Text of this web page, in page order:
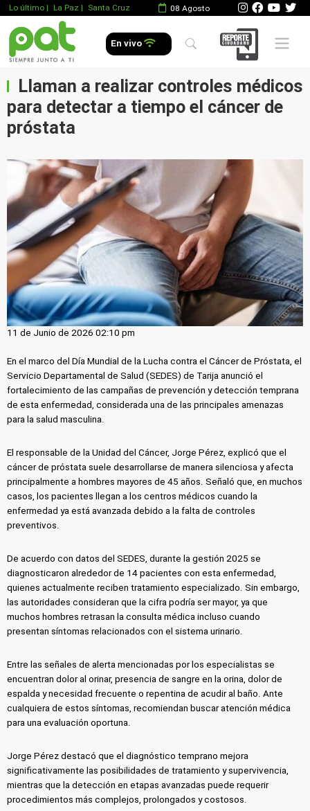
Lo último | La Paz | Santa Cruz 08 Agosto
En vivo Mobile
Llaman a realizar controles médicos
para detectar a tiempo el cáncer de
próstata
11 de Junio de 2026 02:10 pm
En el marco del Día Mundial de la Lucha contra el Cáncer de Próstata, el
Servicio Departamental de Salud (SEDES) de Tarija anunció el
fortalecimiento de las campañas de prevención y detección temprana
de esta enfermedad, considerada una de las principales amenazas
para la salud masculina.
El responsable de la Unidad del Cáncer, Jorge Pérez, explicó que el
cáncer de próstata suele desarrollarse de manera silenciosa y afecta
principalmente a hombres mayores de 45 años. Señaló que, en muchos
casos, los pacientes llegan a los centros médicos cuando la
enfermedad ya está avanzada debido a la falta de controles
preventivos.
De acuerdo con datos del SEDES, durante la gestión 2025 se
diagnosticaron alrededor de 14 pacientes con esta enfermedad,
quienes actualmente reciben tratamiento especializado. Sin embargo,
las autoridades consideran que la cifra podría ser mayor, ya que
muchos hombres retrasan la consulta médica incluso cuando
presentan síntomas relacionados con el sistema urinario.
Entre las señales de alerta mencionadas por los especialistas se
encuentran dolor al orinar, presencia de sangre en la orina, dolor de
espalda y necesidad frecuente o repentina de acudir al baño. Ante
cualquiera de estos síntomas, recomiendan buscar atención médica
para una evaluación oportuna.
Jorge Pérez destacó que el diagnóstico temprano mejora
significativamente las posibilidades de tratamiento y supervivencia,
mientras que la detección en etapas avanzadas puede requerir
procedimientos más complejos, prolongados y costosos.